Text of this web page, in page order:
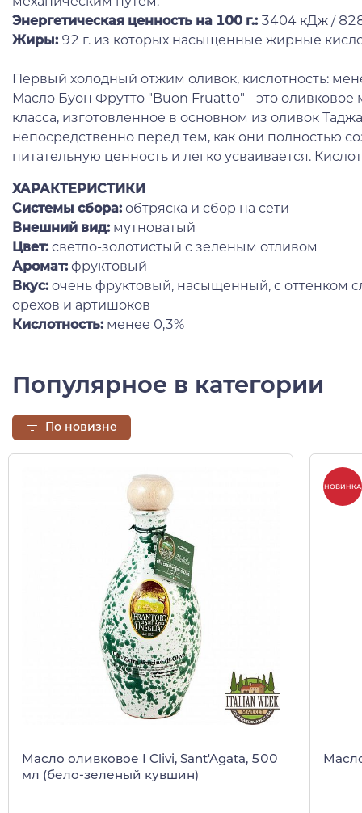
Энергетическая ценность на 100 г.: 3404 кДж /
Жиры: 92 г. из которых насыщенные жирные
Первый холодный отжим оливок, кислотность:
Масло Буон Фрутто "Buon Fruatto" - это оливковое
класса, изготовленное в основном из оливок
непосредственно перед тем, как они полностью
питательную ценность и легко усваивается.
ХАРАКТЕРИСТИКИ
Системы сбора: обтряска и сбор на сети
Внешний вид: мутноватый
Цвет: светло-золотистый с зеленым отливом
Аромат: фруктовый
Вкус: очень фруктовый, насыщенный, с оттенком
орехов и артишоков
Кислотность: менее 0,3%
Популярное в категории
По новизне
Масло оливковое I Clivi, Sant'Agata, 500
мл (бело-зеленый кувшин)
НОВИНКА